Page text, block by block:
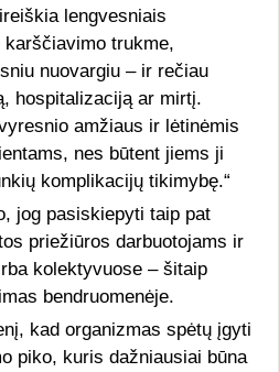
lengvesniais
trukme,
nuovargiu – ir rečiau
hospitalizaciją ar mirtį.
amžiaus ir lėtinėmis
nes būtent jiems ji
komplikacijų tikimybę.“
jog pasiskiepyti taip pat
priežiūros darbuotojams ir
kolektyvuose – šitaip
bendruomenėje.
kad organizmas spėtų įgyti
piko, kuris dažniausiai būna